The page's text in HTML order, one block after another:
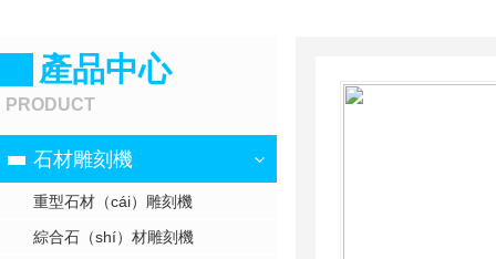
產品中心
PRODUCT
石材雕刻機
重型石材（cái）雕刻機
綜合石（shí）材雕刻機